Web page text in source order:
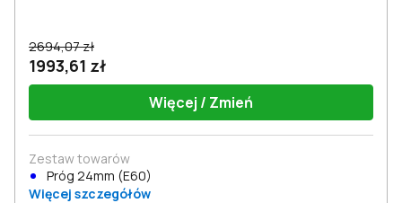
2694,07 zł
1993,61 zł
Więcej / Zmień
Zestaw towarów
Próg 24mm (E60)
Więcej szczegółów